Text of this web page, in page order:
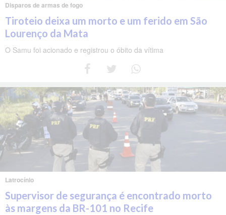
Disparos de armas de fogo
Tiroteio deixa um morto e um ferido em São
Lourenço da Mata
O Samu foi acionado e registrou o óbito da vítima
Latrocínio
Supervisor de segurança é encontrado morto
às margens da BR-101 no Recife